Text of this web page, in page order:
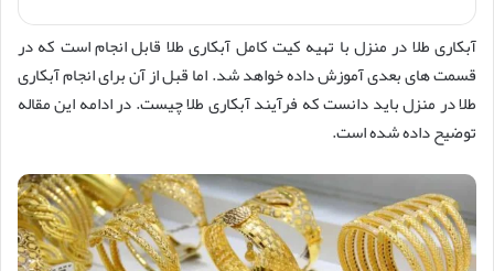
آبکاری طلا در منزل با تهیه کیت کامل آبکاری طلا قابل انجام است که در
قسمت های بعدی آموزش داده خواهد شد. اما قبل از آن برای انجام آبکاری
طلا در منزل باید دانست که فرآیند آبکاری طلا چیست. در ادامه این مقاله
توضیح داده شده است.